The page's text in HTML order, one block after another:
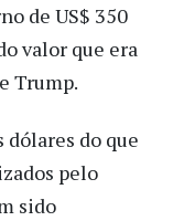
de US$ 350
valor que era
Trump.
dólares do que
pelo
sido